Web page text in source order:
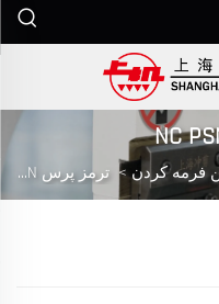
فرمه کردن> ترمز پرس NC PSN